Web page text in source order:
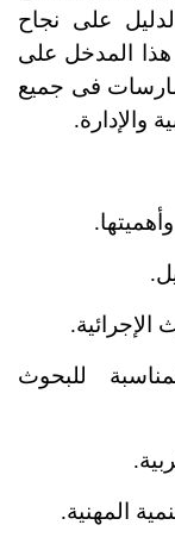
على نجاح
هذا المدخل على
فى جميع
والإدارة.
للبحوث
المهنية.